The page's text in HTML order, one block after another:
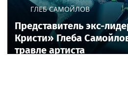
ГЛЕБ САМОЙЛОВ
Представитель экс-
Кристи» Глеба
травле артиста